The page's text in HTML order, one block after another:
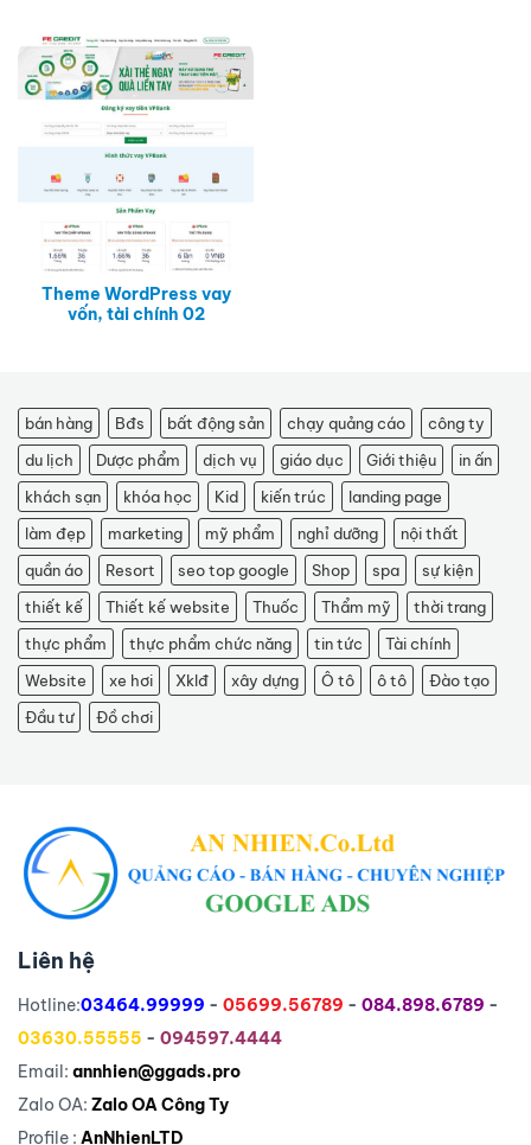
Theme WordPress vay
vốn, tài chính 02
bán hàng Bđs bất động sản chạy quảng cáo
công ty
du lịch
Dược phẩm dịch vụ giáo dục Giới thiệu
in ấn
khách sạn
khóa học Kid kiến trúc
landing page
làm đẹp
marketing mỹ phẩm nghỉ dưỡng
nội thất
quần áo
Resort seo top google Shop spa
sự kiện
thiết kế
Thiết kế website Thuốc Thẩm mỹ
thời trang
thực phẩm
thực phẩm chức năng tin tức
Tài chính
Website
xe hơi Xklđ xây dựng Ô tô ô tô
Đào tạo
Đầu tư
Đồ chơi
Liên hệ
Hotline:03464.99999 - 05699.56789 - 084.898.6789 -
03630.55555 - 094597.4444
Email: annhien@ggads.pro
Zalo OA: Zalo OA Công Ty
Profile : AnNhienLTD